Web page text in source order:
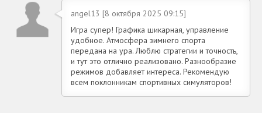
angel13 [8 октября 2025 09:15]
Игра супер! Графика шикарная, управление
удобное. Атмосфера зимнего спорта
передана на ура. Люблю стратегии и точность,
и тут это отлично реализовано. Разнообразие
режимов добавляет интереса. Рекомендую
всем поклонникам спортивных симуляторов!